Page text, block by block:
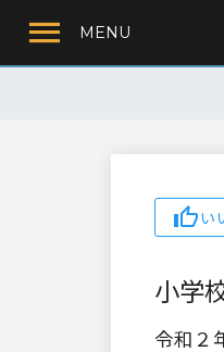
MENU
い
小学
令和２